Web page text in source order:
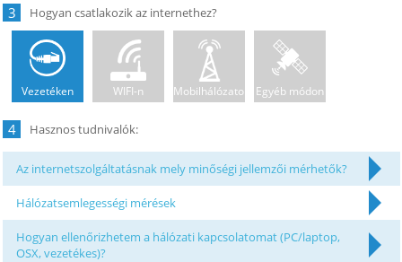
3
Vezetéken WIFI-n Mobilhálózaton Egyéb módon
4
Az internetszolgáltatásnak mely minőségi jellemzői mérhetők?
Hálózatsemlegességi mérések
Hogyan ellenőrizhetem a hálózati kapcsolatomat (PC/laptop,
OSX, vezetékes)?